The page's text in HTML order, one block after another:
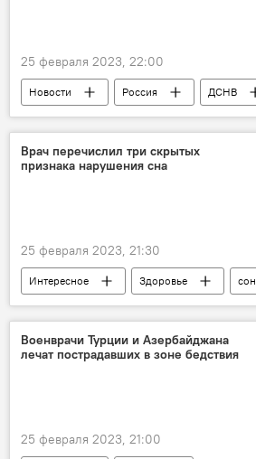
25 февраля 2023, 22:00
Новости Россия
ДСНВ
СНВ-3
приостановка участия
Врач перечислил три скрытых
признака нарушения сна
25 февраля 2023, 21:30
Интересное Здоровье
сон
патология
лептин
Военврачи Турции и Азербайджана
лечат пострадавших в зоне бедствия
25 февраля 2023, 21:00